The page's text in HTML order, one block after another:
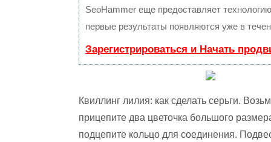
SeoHammer еще предоставляет
первые результаты появляются уже в
Зарегистрироваться и Начать
Квиллинг лилия: как сделать серьги.
прицепите два цветочка большого
подцепите кольцо для соединения.